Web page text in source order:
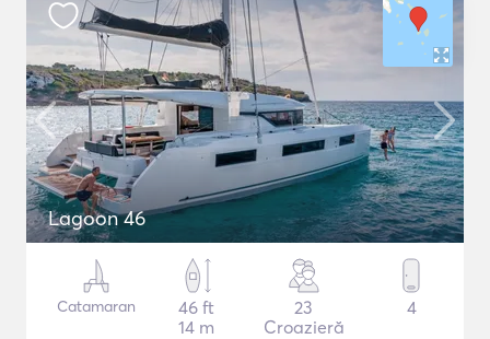
Lagoon 46
Catamaran
46 ft
14 m
23
Croazieră
4